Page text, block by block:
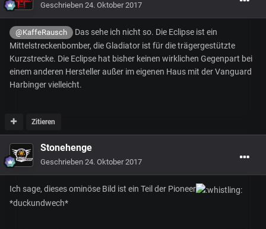
Geschrieben 24. Oktober 2017
@KaffeRausch
Das sehe ich nicht so. Die Eclipse ist ein
Mittelstreckenbomber, die Gladiator ist für die trägergestützte
Kurzstrecke. Die Eclipse hat bisher keinen wirklichen Gegenpart bei
einem anderen Hersteller außer im eigenen Haus mit der Vanguard
Harbinger vielleicht.
Zitieren
Stonehenge
Geschrieben 24. Oktober 2017
Ich sage, dieses ominöse Bild ist ein Teil der Pioneer
*duckundwech*